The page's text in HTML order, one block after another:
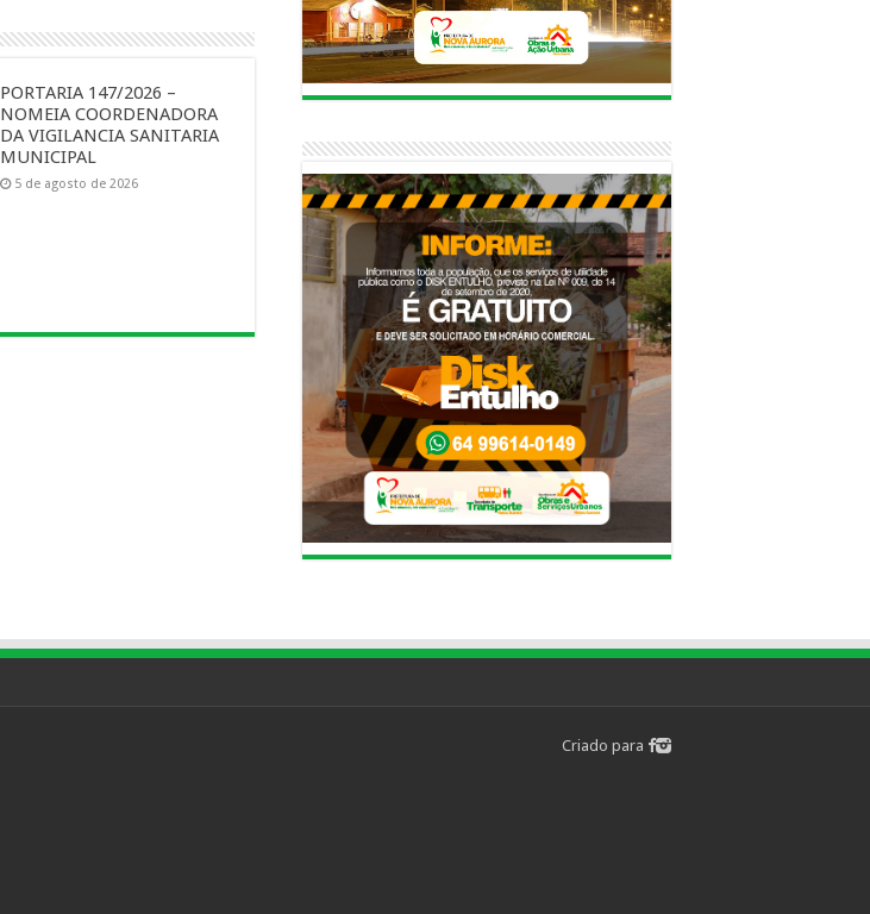
PORTARIA 147/2026 –
NOMEIA COORDENADORA
DA VIGILANCIA SANITARIA
MUNICIPAL
5 de agosto de 2026
Criado para